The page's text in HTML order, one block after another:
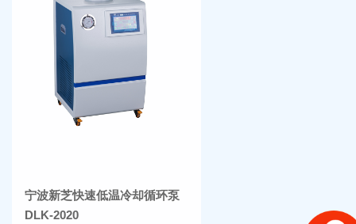
宁波新芝快速低温冷却循环泵
DLK-2020